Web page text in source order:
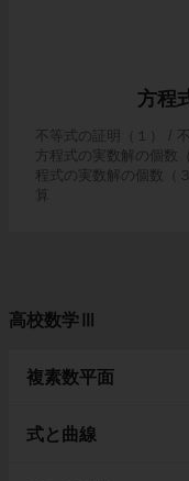
方程
不等式の証明（１） /
方程式の実数解の個数
程式の実数解の個数（
算
高校数学Ⅲ
複素数平面
式と曲線